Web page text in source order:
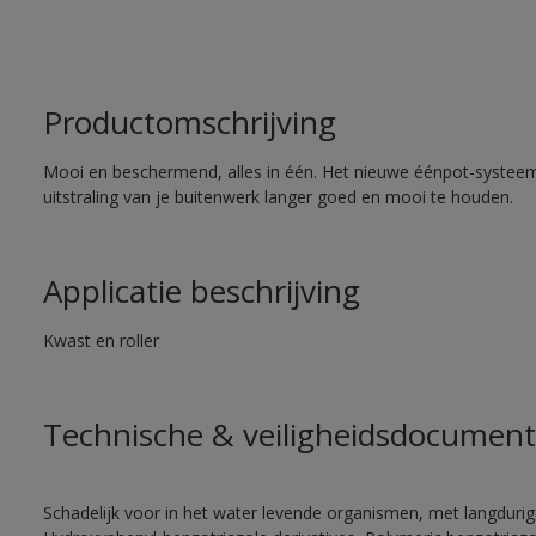
Productomschrijving
Mooi en beschermend, alles in één. Het nieuwe éénpot-
uitstraling van je buitenwerk langer goed en mooi te houden.
Applicatie beschrijving
Kwast en roller
Technische &
Schadelijk voor in het water levende organismen, met